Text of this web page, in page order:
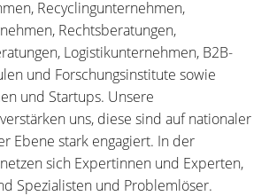
Recyclingunternehmen,
Rechtsberatungen,
Logistikunternehmen, B2B-
und Forschungsinstitute sowie
und Startups. Unsere
uns, diese sind auf nationaler
Ebene stark engagiert. In der
sich Expertinnen und Experten,
Spezialisten und Problemlöser.